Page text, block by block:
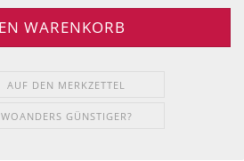
AUF DEN MERKZETTEL
WOANDERS GÜNSTIGER?